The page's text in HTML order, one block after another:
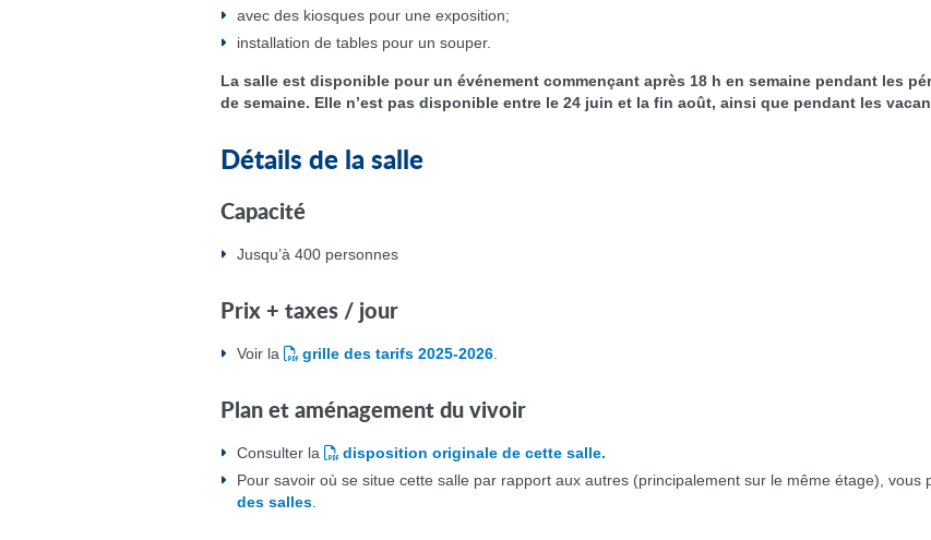
avec des kiosques pour une exposition;
installation de tables pour un souper.
La salle est disponible pour un événement commençant après 18 h en semaine pendant les
de semaine. Elle n’est pas disponible entre le 24 juin et la fin août, ainsi que pendant les
Détails de la salle
Capacité
Jusqu’à 400 personnes
Prix + taxes / jour
Voir la grille des tarifs 2025-2026
Plan et aménagement du vivoir
Consulter la
disposition originale de cette salle.
Pour savoir où se situe cette salle par rapport aux autres (principalement sur le même étage), vous
des salles